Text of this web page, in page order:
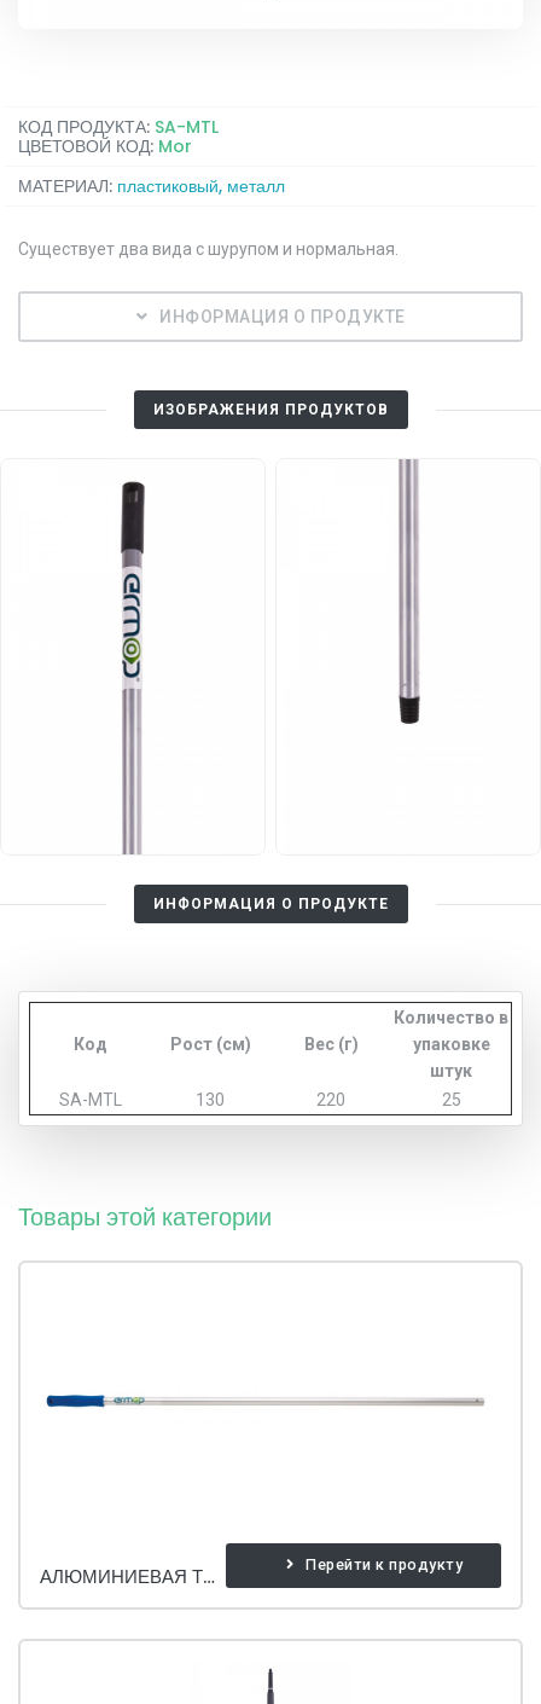
КОД ПРОДУКТА: SA-MTL
ЦВЕТОВОЙ КОД: Mor
МАТЕРИАЛ: пластиковый, металл
Существует два вида с шурупом и нормальная.
ИНФОРМАЦИЯ О ПРОДУКТЕ
ИЗОБРАЖЕНИЯ ПРОДУКТОВ
ИНФОРМАЦИЯ О ПРОДУКТЕ
Код Рост (см) Вес (г)
Количество в
упаковке
штук
SA-MTL
130 220 25
Товары этой категории
АЛЮМИНИЕВАЯ ТРУБА Перейти к продукту